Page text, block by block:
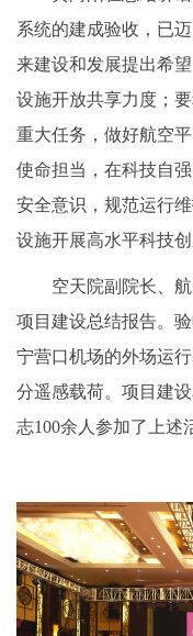
系统的建成验收，已
来建设和发展提出希
设施开放共享力度；
重大任务，做好航空
使命担当，在科技自
安全意识，规范运行
设施开展高水平科技
空天院副院长、航
项目建设总结报告。
宁营口机场的外场运
分遥感载荷。项目建
志100余人参加了上述